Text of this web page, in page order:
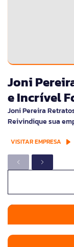
Joni
e Incrível
Joni Pereira
Reivindique sua
VISITAR EMPRESA